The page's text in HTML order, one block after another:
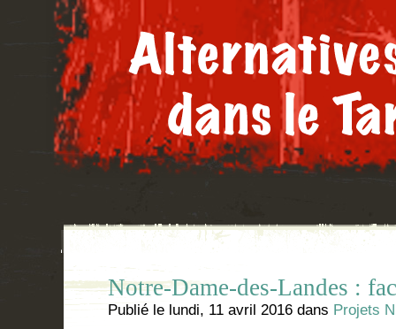
Notre-Dame-des-Landes :
Publié le lundi, 11 avril 2016 dans Projets